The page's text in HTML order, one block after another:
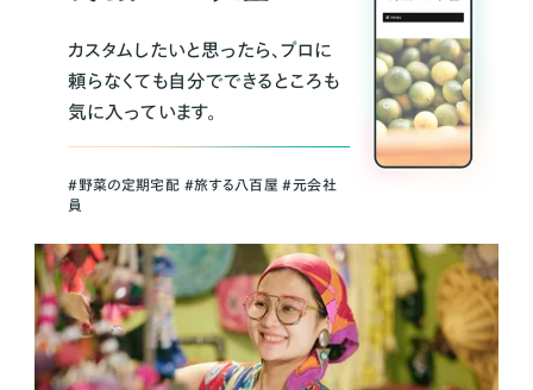
カスタムしたいと思ったら、プロに
頼らなくても自分でできるところも
気に入っています。
＃野菜の定期宅配 ＃旅する八百屋 ＃元会社
員